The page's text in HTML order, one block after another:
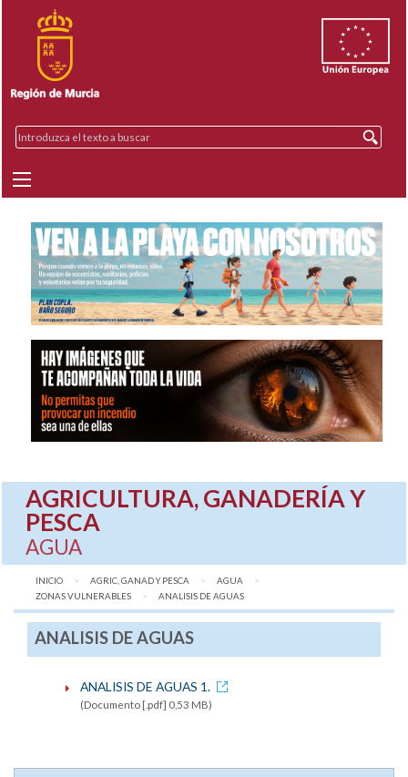
AGRICULTURA, GANADERÍA Y
PESCA
AGUA
INICIO AGRIC, GANAD Y PESCA
AGUA
ZONAS VULNERABLES
AQUÍ:
ANALISIS DE AGUAS
ANALISIS DE AGUAS
ANALISIS DE AGUAS 1.
(Documento [.pdf] 0,53 MB)